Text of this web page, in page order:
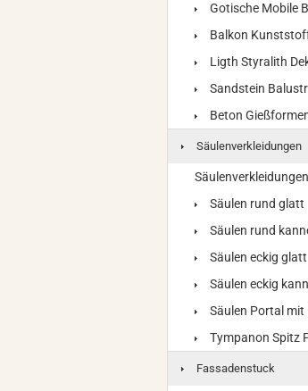
Gotische Mobile
Balkon
Ligth Styralith
Sandstein
Beton
Säulenverkleidungen
Säulen rund glatt
Säulen rund
Säulen eckig glatt
Säulen eckig
Säulen Portal mit
Tympanon Spitz
Fassadenstuck